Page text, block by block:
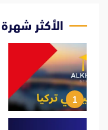
الأكثر شهرة
1